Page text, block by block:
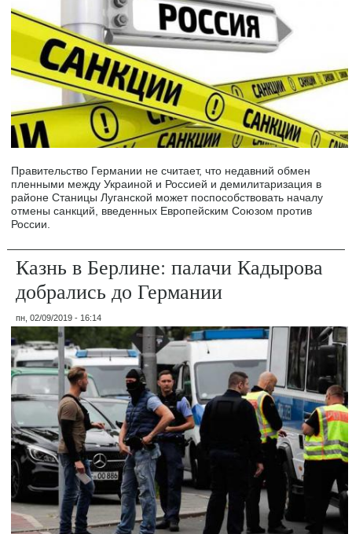
Правительство Германии не считает, что недавний обмен
пленными между Украиной и Россией и демилитаризация в
районе Станицы Луганской может поспособствовать началу
отмены санкций, введенных Европейским Союзом против
России.
Казнь в Берлине: палачи Кадырова
добрались до Германии
пн, 02/09/2019 - 16:14